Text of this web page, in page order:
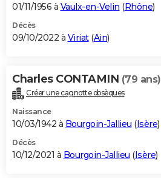
01/11/1956 à Vaulx-en-Velin (Rhône)
Décès
09/10/2022 à Viriat(Ain)
Charles CONTAMIN (79 ans)
Créer une cagnotte obsèques
Naissance
10/03/1942 à Bourgoin-Jallieu (Isère)
Décès
10/12/2021 à Bourgoin-Jallieu (Isère)